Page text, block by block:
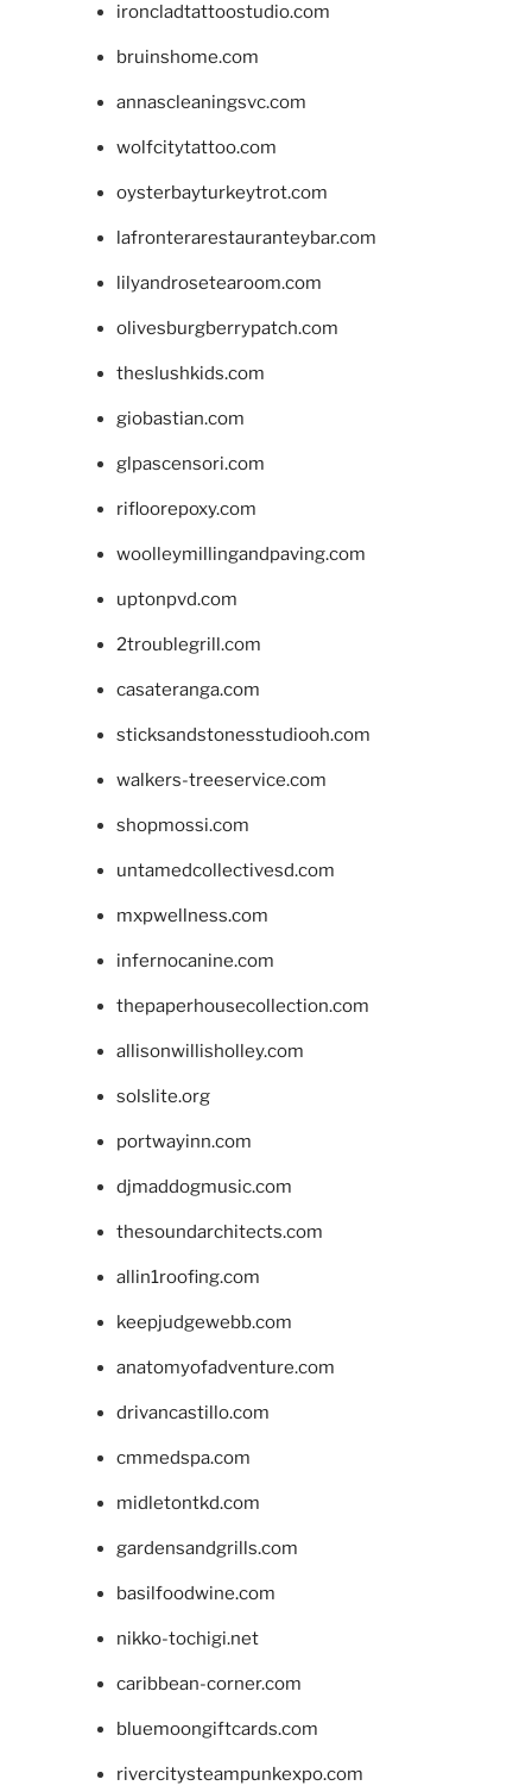
ironcladtattoostudio.com
bruinshome.com
annascleaningsvc.com
wolfcitytattoo.com
oysterbayturkeytrot.com
lafronterarestauranteybar.com
lilyandrosetearoom.com
olivesburgberrypatch.com
theslushkids.com
giobastian.com
glpascensori.com
rifloorepoxy.com
woolleymillingandpaving.com
uptonpvd.com
2troublegrill.com
casateranga.com
sticksandstonesstudiooh.com
walkers-treeservice.com
shopmossi.com
untamedcollectivesd.com
mxpwellness.com
infernocanine.com
thepaperhousecollection.com
allisonwillisholley.com
solslite.org
portwayinn.com
djmaddogmusic.com
thesoundarchitects.com
allin1roofing.com
keepjudgewebb.com
anatomyofadventure.com
drivancastillo.com
cmmedspa.com
midletontkd.com
gardensandgrills.com
basilfoodwine.com
nikko-tochigi.net
caribbean-corner.com
bluemoongiftcards.com
rivercitysteampunkexpo.com